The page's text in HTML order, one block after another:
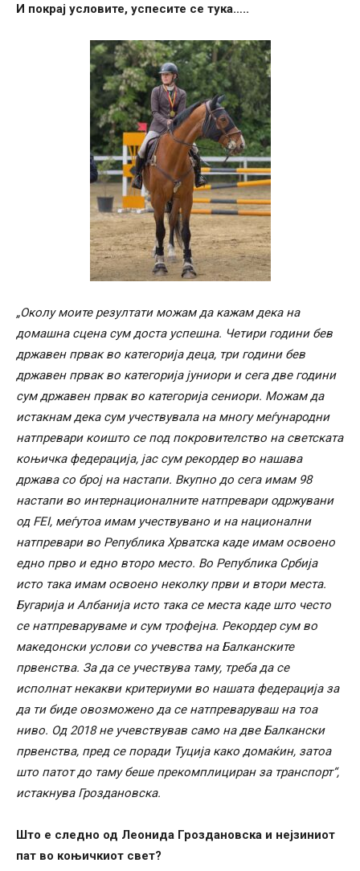
И покрај условите, успесите се тука…..
„Околу моите резултати можам да кажам дека на
домашна сцена сум доста успешна. Четири години бев
државен првак во категорија деца, три години бев
државен првак во категорија јуниори и сега две години
сум државен првак во категорија сениори. Можам да
истакнам дека сум учествувала на многу меѓународни
натпревари коишто се под покровителство на светската
коњичка федерација, јас сум рекордер во нашава
држава со број на настапи. Вкупно до сега имам 98
настапи во интернационалните натпревари одржувани
од FEI, меѓутоа имам учествувано и на национални
натпревари во Република Хрватска каде имам освоено
едно прво и едно второ место. Во Република Србија
исто така имам освоено неколку први и втори места.
Бугарија и Албанија исто така се места каде што често
се натпреваруваме и сум трофејна. Рекордер сум во
македонски услови со учевства на Балканските
првенства. За да се учествува таму, треба да се
исполнат некакви критериуми во нашата федерација за
да ти биде овозможено да се натпреваруваш на тоа
ниво. Од 2018 не учевствував само на две Балкански
првенства, пред се поради Туција како домаќин, затоа
што патот до таму беше прекомплициран за транспорт“,
истакнува Гроздановска.
Што е следно од Леонида Гроздановска и нејзиниот
пат во коњичкиот свет?